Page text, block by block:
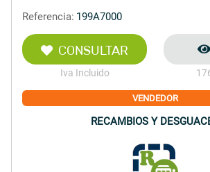
Referencia: 199A7000
CONSULTAR
Iva Incluido
VENDEDOR
RECAMBIOS Y